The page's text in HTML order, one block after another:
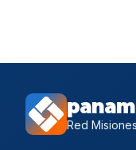
Red